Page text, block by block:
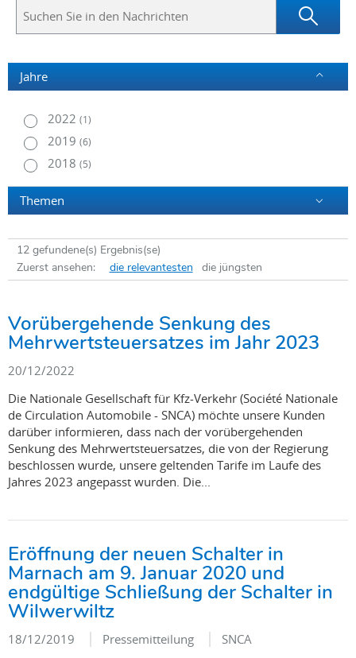
Sie
in
Nachrichten
Jahre
2022 (1)
2019 (6)
2018 (5)
Themen
12 gefundene(s) Ergebnis(se)
Zuerst ansehen:
die relevantesten die jüngsten
Vorübergehende Senkung des
Mehrwertsteuersatzes im Jahr 2023
20/12/2022
Die Nationale Gesellschaft für Kfz-Verkehr (Société Nationale
de Circulation Automobile - SNCA) möchte unsere Kunden
darüber informieren, dass nach der vorübergehenden
Senkung des Mehrwertsteuersatzes, die von der Regierung
beschlossen wurde, unsere geltenden Tarife im Laufe des
Jahres 2023 angepasst wurden. Die...
Eröffnung der neuen Schalter in
Marnach am 9. Januar 2020 und
endgültige Schließung der Schalter in
Wilwerwiltz
18/12/2019 Pressemitteilung SNCA